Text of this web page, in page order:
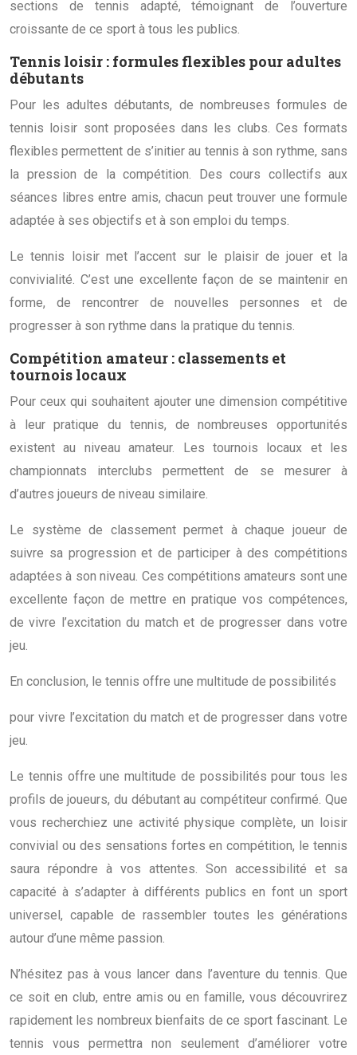
sections de tennis adapté, témoignant de l’ouverture
croissante de ce sport à tous les publics.
Tennis loisir : formules flexibles pour adultes
débutants
Pour les adultes débutants, de nombreuses formules de
tennis loisir sont proposées dans les clubs. Ces formats
flexibles permettent de s’initier au tennis à son rythme, sans
la pression de la compétition. Des cours collectifs aux
séances libres entre amis, chacun peut trouver une formule
adaptée à ses objectifs et à son emploi du temps.
Le tennis loisir met l’accent sur le plaisir de jouer et la
convivialité. C’est une excellente façon de se maintenir en
forme, de rencontrer de nouvelles personnes et de
progresser à son rythme dans la pratique du tennis.
Compétition amateur : classements et
tournois locaux
Pour ceux qui souhaitent ajouter une dimension compétitive
à leur pratique du tennis, de nombreuses opportunités
existent au niveau amateur. Les tournois locaux et les
championnats interclubs permettent de se mesurer à
d’autres joueurs de niveau similaire.
Le système de classement permet à chaque joueur de
suivre sa progression et de participer à des compétitions
adaptées à son niveau. Ces compétitions amateurs sont une
excellente façon de mettre en pratique vos compétences,
de vivre l’excitation du match et de progresser dans votre
jeu.
En conclusion, le tennis offre une multitude de possibilités
pour vivre l’excitation du match et de progresser dans votre
jeu.
Le tennis offre une multitude de possibilités pour tous les
profils de joueurs, du débutant au compétiteur confirmé. Que
vous recherchiez une activité physique complète, un loisir
convivial ou des sensations fortes en compétition, le tennis
saura répondre à vos attentes. Son accessibilité et sa
capacité à s’adapter à différents publics en font un sport
universel, capable de rassembler toutes les générations
autour d’une même passion.
N’hésitez pas à vous lancer dans l’aventure du tennis. Que
ce soit en club, entre amis ou en famille, vous découvrirez
rapidement les nombreux bienfaits de ce sport fascinant. Le
tennis vous permettra non seulement d’améliorer votre